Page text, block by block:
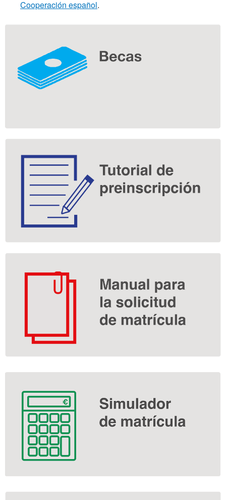
Cooperación español.
Información
complementaria